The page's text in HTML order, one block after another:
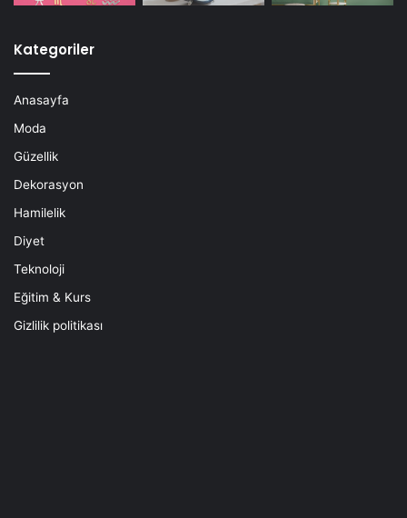
Kategoriler
Anasayfa
Moda
Güzellik
Dekorasyon
Hamilelik
Diyet
Teknoloji
Eğitim & Kurs
Gizlilik politikası